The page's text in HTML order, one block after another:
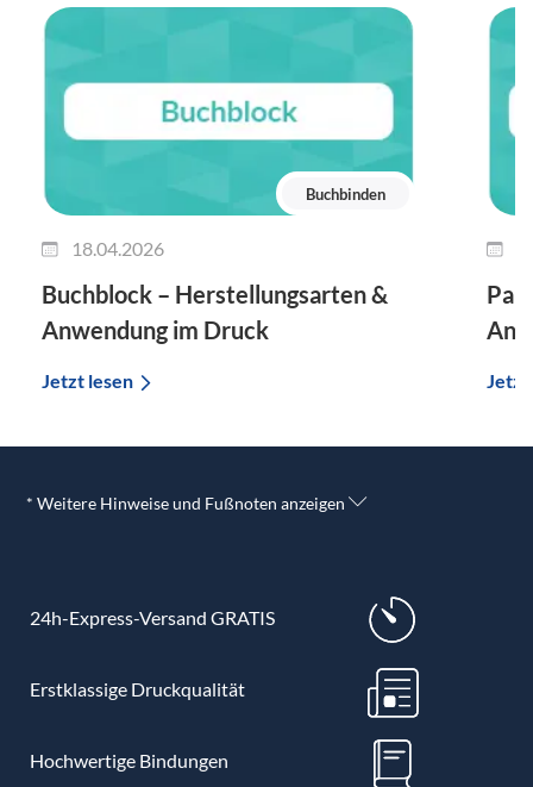
Buchbinden
18.04.2026
Buchblock – Herstellungsarten &
Anwendung im Druck
Jetzt lesen Jetzt
* Weitere Hinweise und Fußnoten anzeigen
24h-Express-Versand GRATIS
Erstklassige Druckqualität
Hochwertige Bindungen